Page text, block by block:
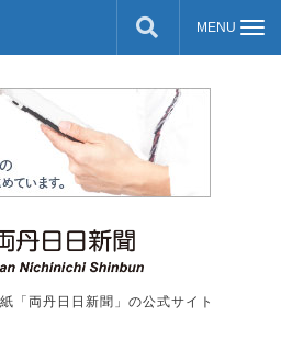
「両丹日日新聞」の公式サイト